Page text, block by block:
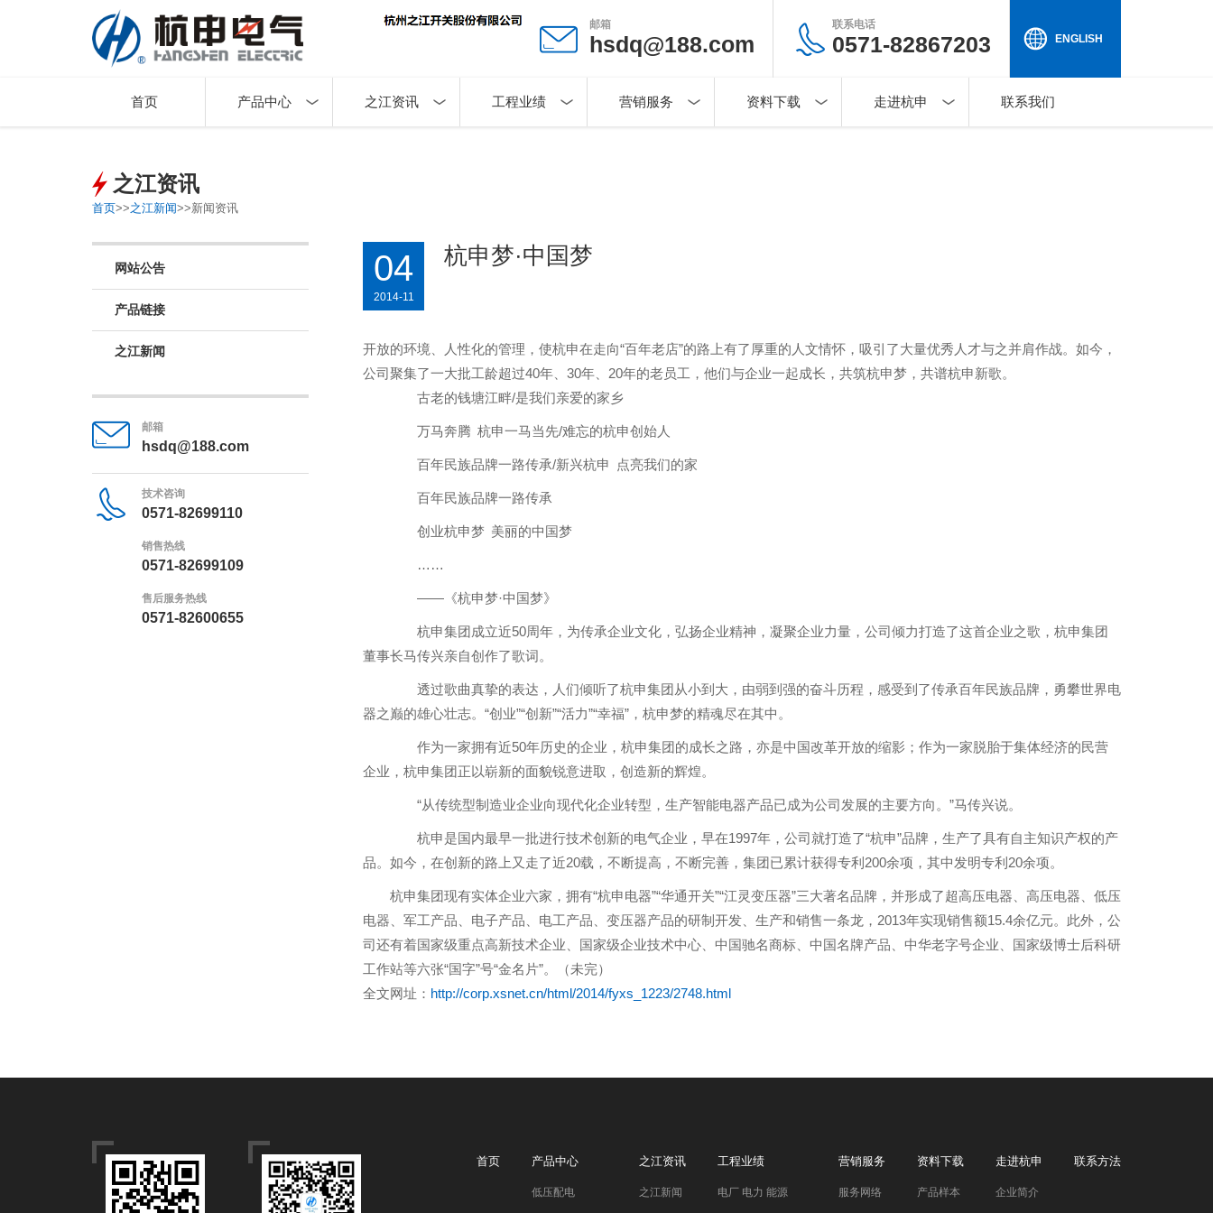
邮箱
hsdq@188.com
联系电话
0571-82867203 ENGLISH
首页 产品中心 之江资讯 工程业绩 营销服务 资料下载 走进杭申 联系我们
之江资讯
首页>>之江新闻>>新闻资讯
网站公告
产品链接
之江新闻
邮箱
hsdq@188.com
技术咨询
0571-82699110
销售热线
0571-82699109
售后服务热线
0571-82600655
04
2014-11
杭申梦·中国梦
开放的环境、人性化的管理，使杭申在走向“百年老店”的路上有了厚重的人文情怀，吸引了大量优秀人才与之并肩作战。如今，
公司聚集了一大批工龄超过40年、30年、20年的老员工，他们与企业一起成长，共筑杭申梦，共谱杭申新歌。
古老的钱塘江畔/是我们亲爱的家乡
万马奔腾 杭申一马当先/难忘的杭申创始人
百年民族品牌一路传承/新兴杭申 点亮我们的家
百年民族品牌一路传承
创业杭申梦 美丽的中国梦
……
——《杭申梦·中国梦》
杭申集团成立近50周年，为传承企业文化，弘扬企业精神，凝聚企业力量，公司倾力打造了这首企业之歌，杭申集团
董事长马传兴亲自创作了歌词。
透过歌曲真挚的表达，人们倾听了杭申集团从小到大，由弱到强的奋斗历程，感受到了传承百年民族品牌，勇攀世界电
器之巅的雄心壮志。“创业”“创新”“活力”“幸福”，杭申梦的精魂尽在其中。
作为一家拥有近50年历史的企业，杭申集团的成长之路，亦是中国改革开放的缩影；作为一家脱胎于集体经济的民营
企业，杭申集团正以崭新的面貌锐意进取，创造新的辉煌。
“从传统型制造业企业向现代化企业转型，生产智能电器产品已成为公司发展的主要方向。”马传兴说。
杭申是国内最早一批进行技术创新的电气企业，早在1997年，公司就打造了“杭申”品牌，生产了具有自主知识产权的产
品。如今，在创新的路上又走了近20载，不断提高，不断完善，集团已累计获得专利200余项，其中发明专利20余项。
杭申集团现有实体企业六家，拥有“杭申电器”“华通开关”“江灵变压器”三大著名品牌，并形成了超高压电器、高压电器、低压
电器、军工产品、电子产品、电工产品、变压器产品的研制开发、生产和销售一条龙，2013年实现销售额15.4余亿元。此外，公
司还有着国家级重点高新技术企业、国家级企业技术中心、中国驰名商标、中国名牌产品、中华老字号企业、国家级博士后科研
工作站等六张“国字”号“金名片”。（未完）
全文网址： http://corp.xsnet.cn/html/2014/fyxs_1223/2748.html
首页 产品中心
低压配电
之江资讯
之江新闻
工程业绩
电厂 电力 能源
营销服务
服务网络
资料下载
产品样本
走进杭申
企业简介
联系方法